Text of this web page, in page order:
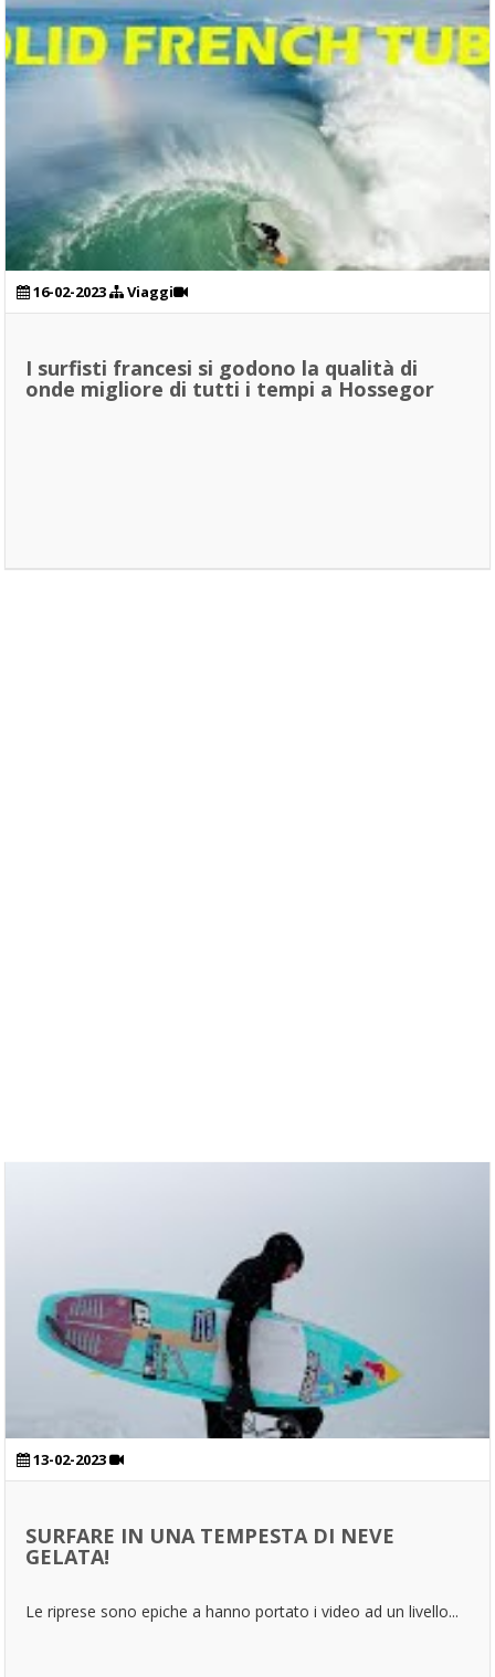
16-02-2023 Viaggi
I surfisti francesi si godono la qualità di
onde migliore di tutti i tempi a Hossegor
13-02-2023
SURFARE IN UNA TEMPESTA DI NEVE
GELATA!
Le riprese sono epiche a hanno portato i video ad un livello...